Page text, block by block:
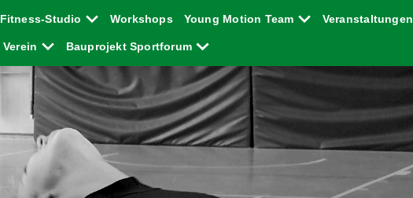
Fitness-Studio Workshops Young Motion Team Veranstaltungen
Verein Bauprojekt Sportforum